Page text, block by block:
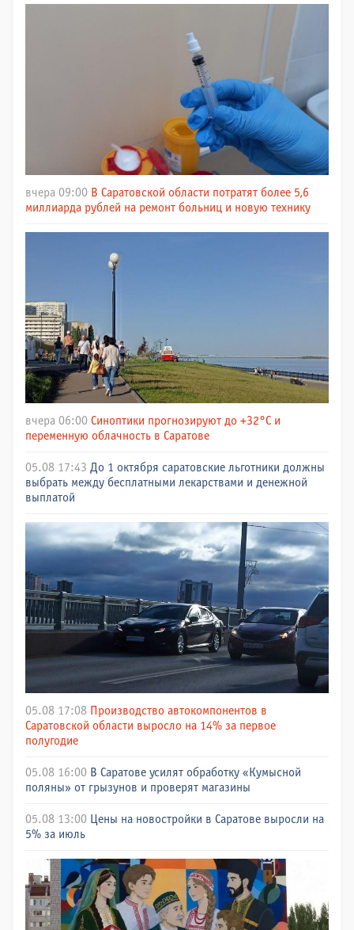
вчера 09:00 В Саратовской области потратят более 5,6
миллиарда рублей на ремонт больниц и новую технику
вчера 06:00 Синоптики прогнозируют до +32°C и
переменную облачность в Саратове
05.08 17:43 До 1 октября саратовские льготники должны
выбрать между бесплатными лекарствами и денежной
выплатой
05.08 17:08 Производство автокомпонентов в
Саратовской области выросло на 14% за первое
полугодие
05.08 16:00 В Саратове усилят обработку «Кумысной
поляны» от грызунов и проверят магазины
05.08 13:00 Цены на новостройки в Саратове выросли на
5% за июль